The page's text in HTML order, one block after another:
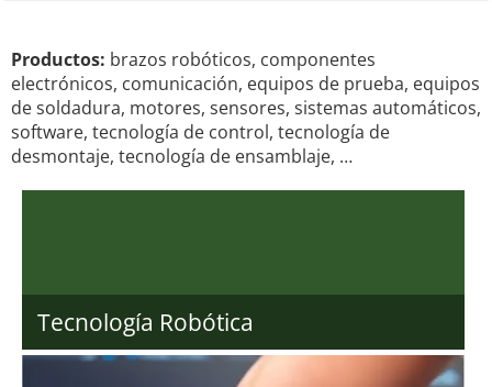
Productos: brazos robóticos, componentes
electrónicos, comunicación, equipos de prueba, equipos
de soldadura, motores, sensores, sistemas automáticos,
software, tecnología de control, tecnología de
desmontaje, tecnología de ensamblaje, …
Tecnología Robótica